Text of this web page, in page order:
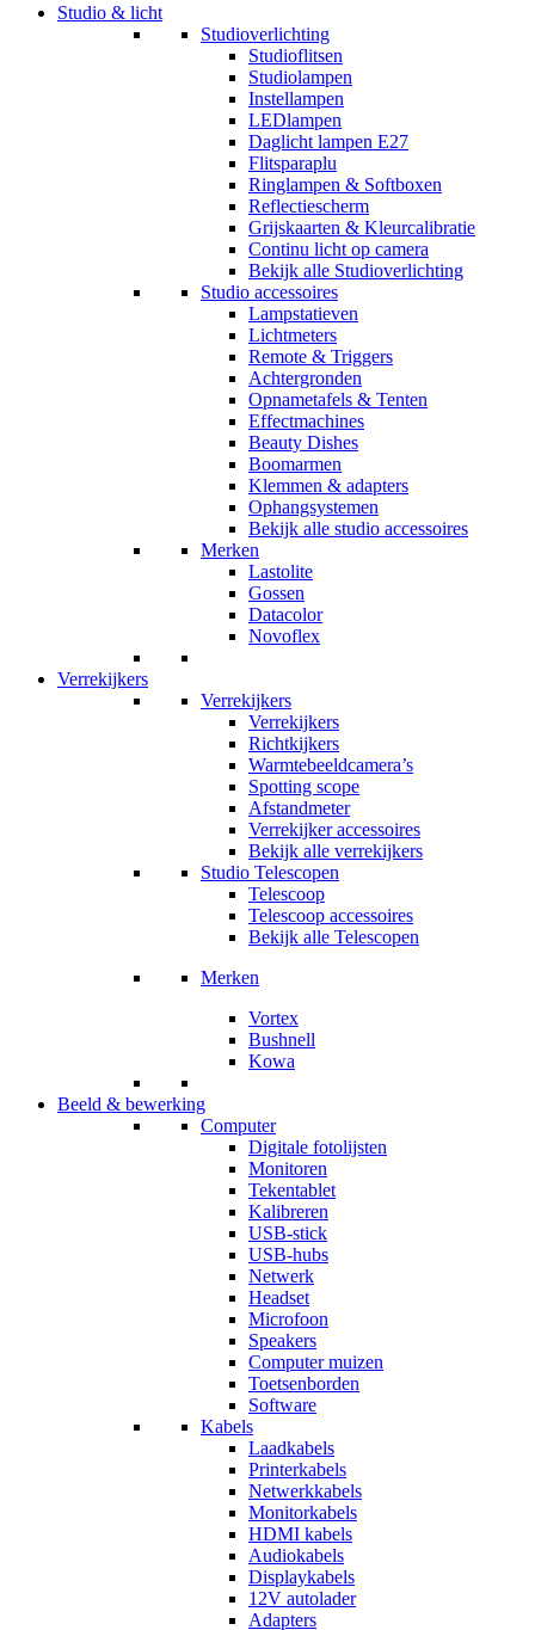
Studio & licht
Studioverlichting
Studioflitsen
Studiolampen
Instellampen
LEDlampen
Daglicht lampen E27
Flitsparaplu
Ringlampen & Softboxen
Reflectiescherm
Grijskaarten & Kleurcalibratie
Continu licht op camera
Bekijk alle Studioverlichting
Studio accessoires
Lampstatieven
Lichtmeters
Remote & Triggers
Achtergronden
Opnametafels & Tenten
Effectmachines
Beauty Dishes
Boomarmen
Klemmen & adapters
Ophangsystemen
Bekijk alle studio accessoires
Merken
Lastolite
Gossen
Datacolor
Novoflex
Verrekijkers
Verrekijkers
Verrekijkers
Richtkijkers
Warmtebeeldcamera’s
Spotting scope
Afstandmeter
Verrekijker accessoires
Bekijk alle verrekijkers
Studio Telescopen
Telescoop
Telescoop accessoires
Bekijk alle Telescopen
Merken
Vortex
Bushnell
Kowa
Beeld & bewerking
Computer
Digitale fotolijsten
Monitoren
Tekentablet
Kalibreren
USB-stick
USB-hubs
Netwerk
Headset
Microfoon
Speakers
Computer muizen
Toetsenborden
Software
Kabels
Laadkabels
Printerkabels
Netwerkkabels
Monitorkabels
HDMI kabels
Audiokabels
Displaykabels
12V autolader
Adapters